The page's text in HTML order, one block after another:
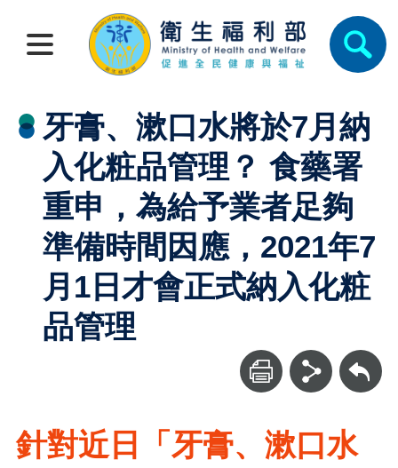
牙膏、漱口水將於7月納
入化粧品管理？ 食藥署
重申，為給予業者足夠
準備時間因應，2021年7
月1日才會正式納入化粧
品管理
回上一頁
針對近日「牙膏、漱口水